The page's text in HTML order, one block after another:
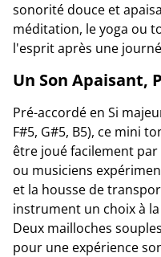
sonorité douce et
méditation, le yoga ou
l'esprit après une
Un Son Apaisant,
Pré-accordé en Si
F#5, G#5, B5), ce mini
être joué facilement
ou musiciens
et la housse de
instrument un choix à
Deux mailloches
pour une expérience